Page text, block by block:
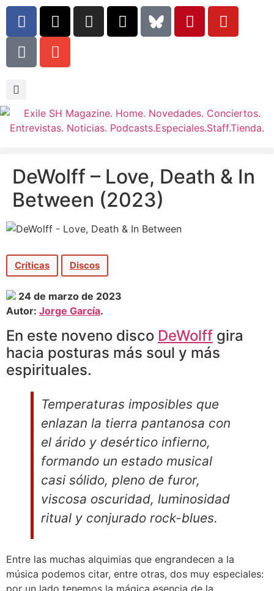
DeWolff – Love, Death & In
Between (2023)
Críticas Discos
24 de marzo de 2023
Autor: Jorge García.
En este noveno disco DeWolff gira
hacia posturas más soul y más
espirituales.
Temperaturas imposibles que
enlazan la tierra pantanosa con
el árido y desértico infierno,
formando un estado musical
casi sólido, pleno de furor,
viscosa oscuridad, luminosidad
ritual y conjurado rock-blues.
Entre las muchas alquimias que engrandecen a la
música podemos citar, entre otras, dos muy especiales:
por un lado tenemos la mágica esencia de la